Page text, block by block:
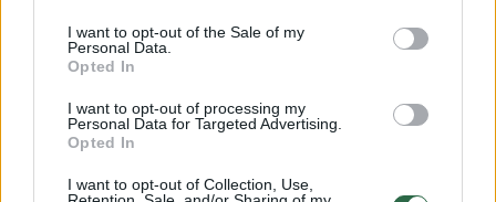
I want to opt-out of the Sale of my
Personal Data.
Opted In
I want to opt-out of processing my
Personal Data for Targeted Advertising.
Opted In
I want to opt-out of Collection, Use,
Marse kadaise buvo gyvybei tinkamos
aplinkos sąlygos.
Marsą galima pamatyti danguje prieš pat
saulėtekį, tačiau ryškiausiai planeta atrodo